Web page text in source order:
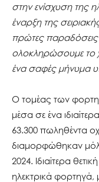
στην ενίσχυση της
έναρξη της
πρώτες
ολοκληρώσουμε το
ένα σαφές μήνυμα
Ο τομέας των
μέσα σε ένα
63.300 πωληθέντα
διαμορφώθηκαν
2024. Ιδιαίτερα
ηλεκτρικά